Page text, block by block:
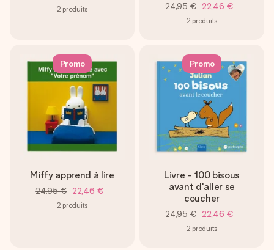
2 produits 24,95 € 22,46 €
2 produits
Promo
Miffy apprend à lire
24,95 € 22,46 €
2 produits
Promo
Livre - 100 bisous
avant d'aller se
coucher
24,95 € 22,46 €
2 produits